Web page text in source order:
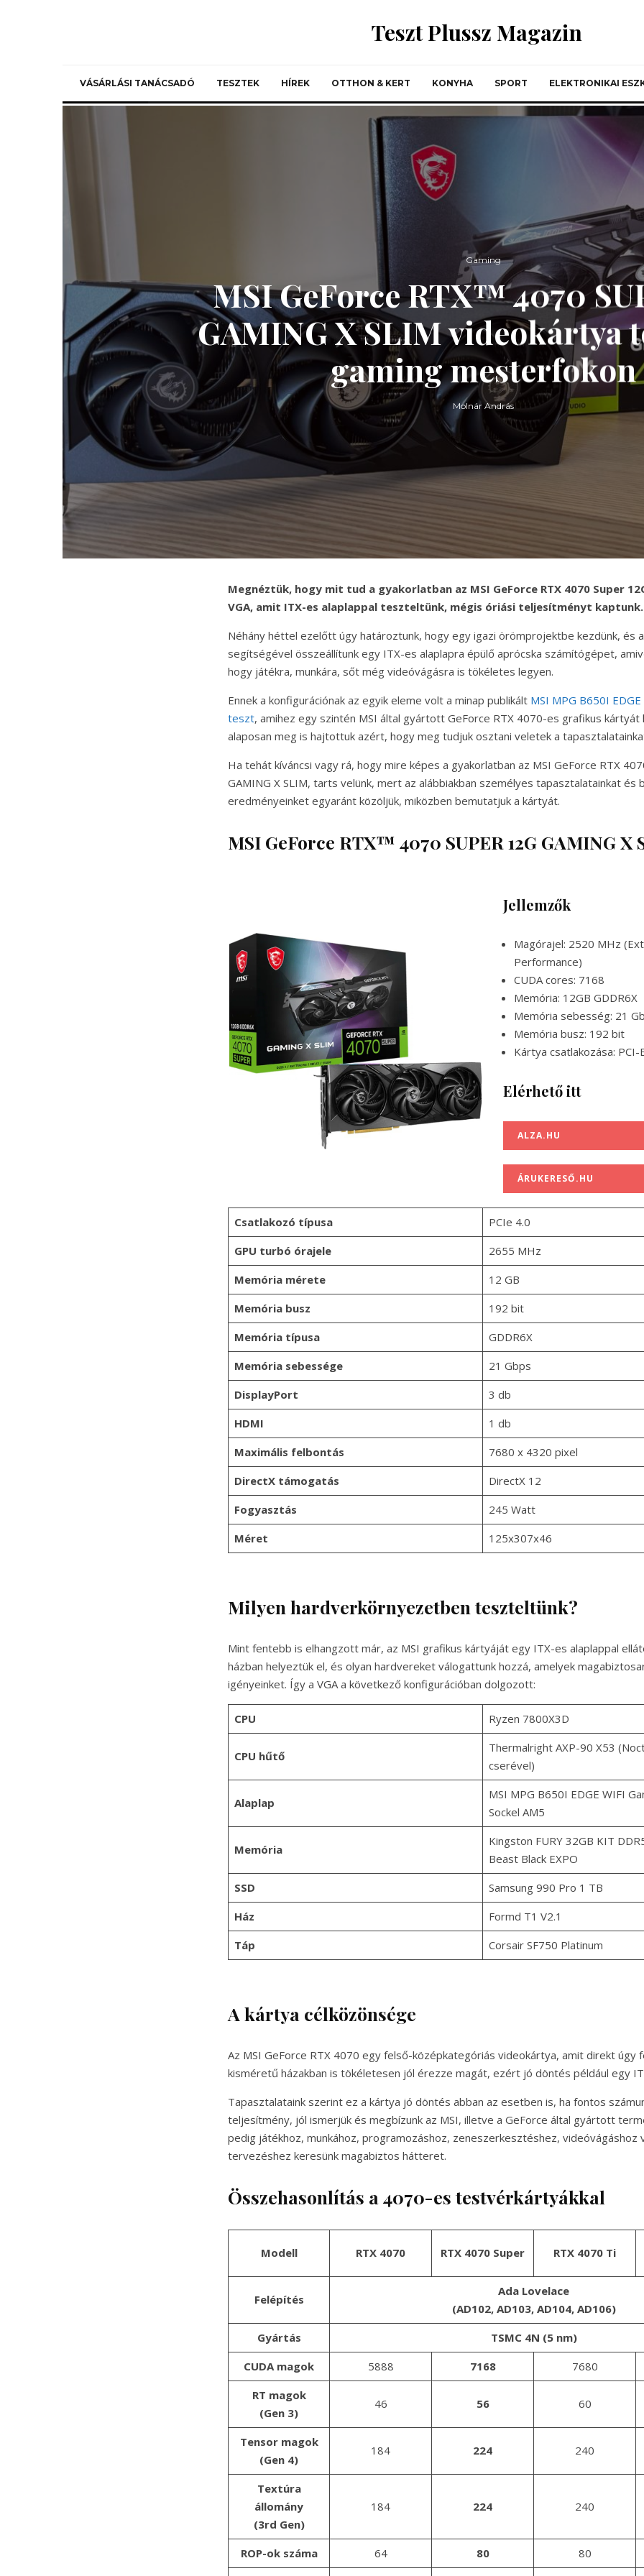
Teszt Plussz Magazin
VÁSÁRLÁSI TANÁCSADÓ TESZTEK HÍREK OTTHON & KERT KONYHA SPORT ELEKTRONIKAI
Gaming
MSI GeForce RTX™ 4070
GAMING X SLIM videokártya
gaming mesterfokon
Molnár András
Megnéztük, hogy mit tud a gyakorlatban az MSI GeForce RTX 4070 Super
VGA, amit ITX-es alaplappal teszteltünk, mégis óriási teljesítményt kaptunk.
Néhány héttel ezelőtt úgy határoztunk, hogy egy igazi örömprojektbe kezdünk, és
segítségével összeállítunk egy ITX-es alaplapra épülő aprócska számítógépet,
hogy játékra, munkára, sőt még videóvágásra is tökéletes legyen.
Ennek a konfigurációnak az egyik eleme volt a minap publikált MSI MPG B650I
teszt, amihez egy szintén MSI által gyártott GeForce RTX 4070-es grafikus
alaposan meg is hajtottuk azért, hogy meg tudjuk osztani veletek a
Ha tehát kíváncsi vagy rá, hogy mire képes a gyakorlatban az MSI GeForce RTX
GAMING X SLIM, tarts velünk, mert az alábbiakban személyes tapasztalatainkat és
eredményeinket egyaránt közöljük, miközben bemutatjuk a kártyát.
MSI GeForce RTX™ 4070 SUPER 12G GAMING X
Jellemzők
Magórajel: 2520 MHz
Performance)
CUDA cores: 7168
Memória: 12GB GDDR6X
Memória sebesség: 21
Memória busz: 192 bit
Kártya csatlakozása: PCI-
Elérhető itt
ALZA.HU
ÁRUKERESŐ.HU
Csatlakozó típusa
PCIe 4.0
GPU turbó órajele
2655 MHz
Memória mérete
12 GB
Memória busz
192 bit
Memória típusa
GDDR6X
Memória sebessége
21 Gbps
DisplayPort
3 db
HDMI
1 db
Maximális felbontás
7680 x 4320 pixel
DirectX támogatás
DirectX 12
Fogyasztás
245 Watt
Méret
125x307x46
Milyen hardverkörnyezetben teszteltünk?
Mint fentebb is elhangzott már, az MSI grafikus kártyáját egy ITX-es alaplappal
házban helyeztük el, és olyan hardvereket válogattunk hozzá, amelyek
igényeinket. Így a VGA a következő konfigurációban dolgozott:
CPU Ryzen 7800X3D
CPU hűtő
Thermalright AXP-90 X53
cserével)
Alaplap
MSI MPG B650I EDGE WIFI
Sockel AM5
Memória
Kingston FURY 32GB KIT
Beast Black EXPO
SSD
Samsung 990 Pro 1 TB
Ház
Formd T1 V2.1
Táp
Corsair SF750 Platinum
A kártya célközönsége
Az MSI GeForce RTX 4070 egy felső-középkategóriás videokártya, amit direkt
kisméretű házakban is tökéletesen jól érezze magát, ezért jó döntés például egy
Tapasztalataink szerint ez a kártya jó döntés abban az esetben is, ha fontos
teljesítmény, jól ismerjük és megbízunk az MSI, illetve a GeForce által gyártott
pedig játékhoz, munkához, programozáshoz, zeneszerkesztéshez, videóvágáshoz
tervezéshez keresünk magabiztos hátteret.
Összehasonlítás a 4070-es testvérkártyákkal
Modell RTX 4070 RTX 4070 Super RTX 4070 Ti
Felépítés
Ada Lovelace
(AD102, AD103, AD104, AD106)
Gyártás
TSMC 4N (5 nm)
CUDA magok
5888 7168 7680
RT magok
(Gen 3)
46 56 60
Tensor magok
(Gen 4)
184 224 240
Textúra
állomány
(3rd Gen)
184 224 240
ROP-ok száma 64 80 80